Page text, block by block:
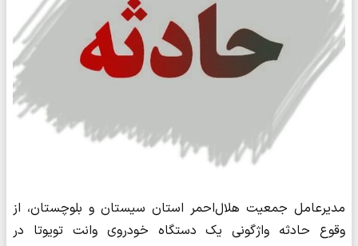
مدیرعامل جمعیت هلال‌احمر استان سیستان و بلوچستان، از
وقوع حادثه واژگونی یک دستگاه خودروی وانت تویوتا در